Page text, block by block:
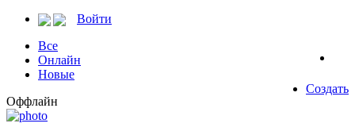
Войти
Все
Онлайн
Новые
Создать
Оффлайн